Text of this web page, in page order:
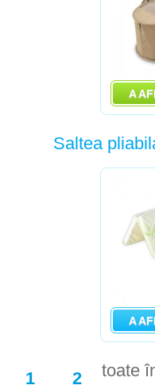
A
Saltea
A
1 2 toate